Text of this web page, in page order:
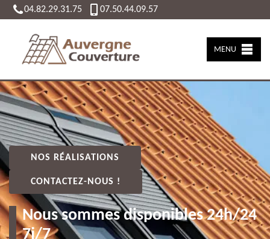
04.82.29.31.75 07.50.44.09.57
MENU
NOS RÉALISATIONS
CONTACTEZ-NOUS !
Nous sommes disponibles 24h/24
7j/7